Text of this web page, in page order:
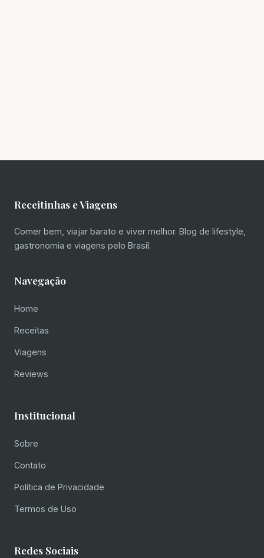
Receitinhas e Viagens
Comer bem, viajar barato e viver melhor. Blog de lifestyle,
gastronomia e viagens pelo Brasil.
Navegação
Home
Receitas
Viagens
Reviews
Institucional
Sobre
Contato
Política de Privacidade
Termos de Uso
Redes Sociais